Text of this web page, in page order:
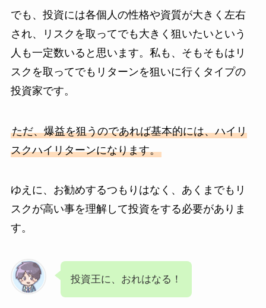
でも、投資には各個人の性格や資質が大きく左右
され、リスクを取ってでも大きく狙いたいという
人も一定数いると思います。私も、そもそもはリ
スクを取ってでもリターンを狙いに行くタイプの
投資家です。
ただ、爆益を狙うのであれば基本的には、ハイリ
スクハイリターンになります。
ゆえに、お勧めするつもりはなく、あくまでもリ
スクが高い事を理解して投資をする必要がありま
す。
投資王に、おれはなる！